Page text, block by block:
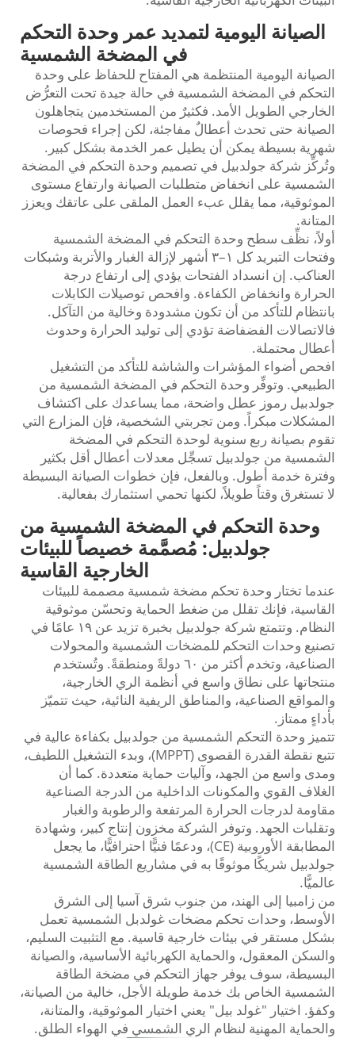
الصيانة اليومية لتمديد عمر وحدة التحكم
في المضخة الشمسية
الصيانة اليومية المنتظمة هي المفتاح للحفاظ على وحدة
التحكم في المضخة الشمسية في حالة جيدة تحت التعرُّض
الخارجي الطويل الأمد. فكثيرٌ من المستخدمين يتجاهلون
الصيانة حتى تحدث أعطالٌ مفاجئة، لكن إجراء فحوصات
شهرية بسيطة يمكن أن يطيل عمر الخدمة بشكل كبير.
وتُركِّز شركة جولدبيل في تصميم وحدة التحكم في المضخة
الشمسية على انخفاض متطلبات الصيانة وارتفاع مستوى
الموثوقية، مما يقلل عبء العمل الملقى على عاتقك ويعزز
المتانة.
أولاً، نظِّف سطح وحدة التحكم في المضخة الشمسية
وفتحات التبريد كل ١–٣ أشهر لإزالة الغبار والأتربة وشبكات
العناكب. إن انسداد الفتحات يؤدي إلى ارتفاع درجة
الحرارة وانخفاض الكفاءة. وافحص توصيلات الكابلات
بانتظام للتأكد من أن تكون مشدودة وخالية من التآكل.
فالاتصالات الفضفاضة تؤدي إلى توليد الحرارة وحدوث
أعطال محتملة.
افحص أضواء المؤشرات والشاشة للتأكد من التشغيل
الطبيعي. وتوفِّر وحدة التحكم في المضخة الشمسية من
جولدبيل رموز عطل واضحة، مما يساعدك على اكتشاف
المشكلات مبكراً. ومن تجربتي الشخصية، فإن المزارع التي
تقوم بصيانة ربع سنوية لوحدة التحكم في المضخة
الشمسية من جولدبيل تسجِّل معدلات أعطال أقل بكثير
وفترة خدمة أطول. وبالفعل، فإن خطوات الصيانة البسيطة
لا تستغرق وقتاً طويلاً، لكنها تحمي استثمارك بفعالية.
وحدة التحكم في المضخة الشمسية من
جولدبيل: مُصمَّمة خصيصاً للبيئات
الخارجية القاسية
عندما تختار وحدة تحكم مضخة شمسية مصممة للبيئات
القاسية، فإنك تقلل من ضغط الحماية وتحسّن موثوقية
النظام. وتتمتع شركة جولدبيل بخبرة تزيد عن ١٩ عامًا في
تصنيع وحدات التحكم للمضخات الشمسية والمحولات
الصناعية، وتخدم أكثر من ٦٠ دولةً ومنطقةً. وتُستخدم
منتجاتها على نطاق واسع في أنظمة الري الخارجية،
والمواقع الصناعية، والمناطق الريفية النائية، حيث تتميّز
بأداءٍ ممتاز.
تتميز وحدة التحكم الشمسية من جولدبيل بكفاءة عالية في
تتبع نقطة القدرة القصوى (MPPT)، وبدء التشغيل اللطيف،
ومدى واسع من الجهد، وآليات حماية متعددة. كما أن
الغلاف القوي والمكونات الداخلية من الدرجة الصناعية
مقاومة لدرجات الحرارة المرتفعة والرطوبة والغبار
وتقلبات الجهد. وتوفر الشركة مخزون إنتاج كبير، وشهادة
المطابقة الأوروبية (CE)، ودعمًا فنيًّا احترافيًّا، ما يجعل
جولدبيل شريكًا موثوقًا به في مشاريع الطاقة الشمسية
عالميًّا.
من زامبيا إلى الهند، من جنوب شرق آسيا إلى الشرق
الأوسط، وحدات تحكم مضخات غولدبل الشمسية تعمل
بشكل مستقر في بيئات خارجية قاسية. مع التثبيت السليم،
والسكن المعقول، والحماية الكهربائية الأساسية، والصيانة
البسيطة، سوف يوفر جهاز التحكم في مضخة الطاقة
الشمسية الخاص بك خدمة طويلة الأجل، خالية من الصيانة،
وكفؤ. اختيار "غولد بيل" يعني اختيار الموثوقية، والمتانة،
والحماية المهنية لنظام الري الشمسي في الهواء الطلق.